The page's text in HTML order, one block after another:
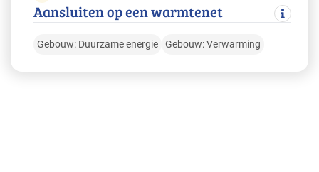
Aansluiten op een warmtenet
Gebouw: Duurzame energie Gebouw: Verwarming